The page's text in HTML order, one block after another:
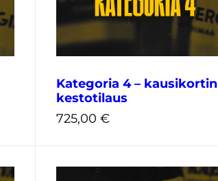
Kategoria 4 – kausikortin
kestotilaus
725,00 €